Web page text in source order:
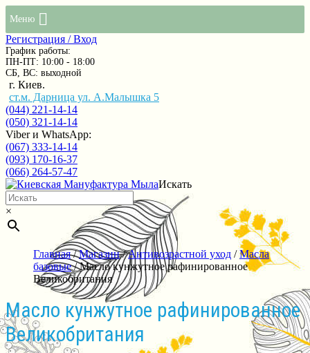
Меню
Регистрация / Вход
График работы:
ПН-ПТ: 10:00 - 18:00
СБ, ВС: выходной
г. Киев.
ст.м. Дарница ул. А.Малышка 5
(044) 221-14-14
(050) 321-14-14
Viber и WhatsApp:
(067) 333-14-14
(093) 170-16-37
(066) 264-57-47
Искать
×
Главная/Магазин/Антивозрастной уход /Масла
базовые/ Масло кунжутное рафинированное
Великобритания
Масло кунжутное рафинированное
Великобритания